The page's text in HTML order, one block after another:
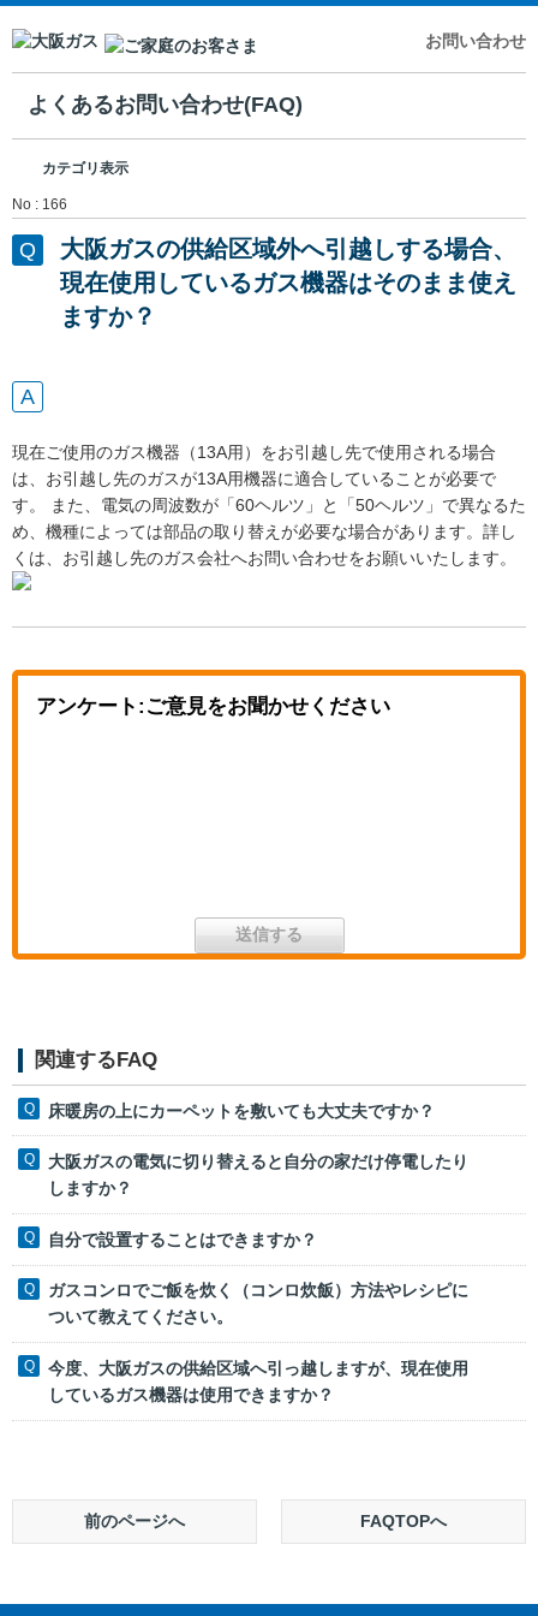
お問い合わせ
よくあるお問い合わせ(FAQ)
カテゴリ表示
No : 166
大阪ガスの供給区域外へ引越しする場合、
現在使用しているガス機器はそのまま使え
ますか？
現在ご使用のガス機器（13A用）をお引越し先で使用される場合
は、お引越し先のガスが13A用機器に適合していることが必要で
す。 また、電気の周波数が「60ヘルツ」と「50ヘルツ」で異なるた
め、機種によっては部品の取り替えが必要な場合があります。詳し
くは、お引越し先のガス会社へお問い合わせをお願いいたします。
アンケート:ご意見をお聞かせください
関連するFAQ
床暖房の上にカーペットを敷いても大丈夫ですか？
大阪ガスの電気に切り替えると自分の家だけ停電したり
しますか？
自分で設置することはできますか？
ガスコンロでご飯を炊く（コンロ炊飯）方法やレシピに
ついて教えてください。
今度、大阪ガスの供給区域へ引っ越しますが、現在使用
しているガス機器は使用できますか？
前のページへ FAQTOPへ